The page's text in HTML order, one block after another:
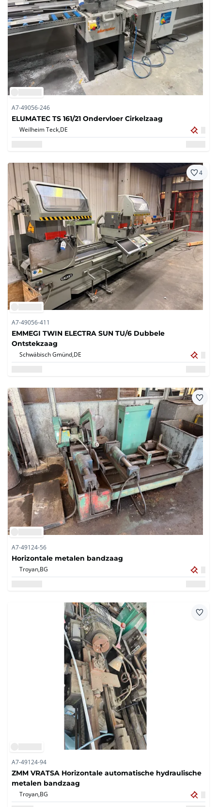
A7-49056-246
ELUMATEC TS 161/21 Ondervloer Cirkelzaag
Weilheim Teck,DE
4
A7-49056-411
EMMEGI TWIN ELECTRA SUN TU/6 Dubbele
Ontstekzaag
Schwäbisch Gmünd,DE
A7-49124-56
Horizontale metalen bandzaag
Troyan,BG
A7-49124-94
ZMM VRATSA Horizontale automatische hydraulische
metalen bandzaag
Troyan,BG